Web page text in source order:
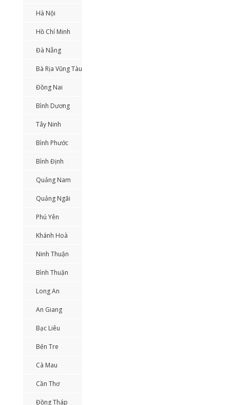
Hà Nội
Hồ Chí Minh
Đà Nẵng
Bà Rịa Vũng Tàu
Đồng Nai
Bình Dương
Tây Ninh
Bình Phước
Bình Định
Quảng Nam
Quảng Ngãi
Phú Yên
Khánh Hoà
Ninh Thuận
Bình Thuận
Long An
An Giang
Bạc Liêu
Bến Tre
Cà Mau
Cần Thơ
Đồng Tháp